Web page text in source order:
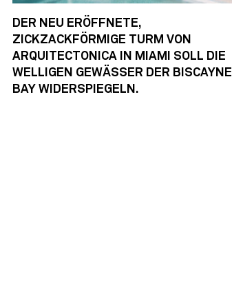
DER NEU ERÖFFNETE,
ZICKZACKFÖRMIGE TURM VON
ARQUITECTONICA IN MIAMI SOLL DIE
WELLIGEN GEWÄSSER DER BISCAYNE
BAY WIDERSPIEGELN.